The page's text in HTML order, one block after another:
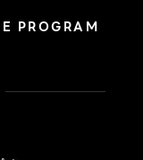
PROGRAM